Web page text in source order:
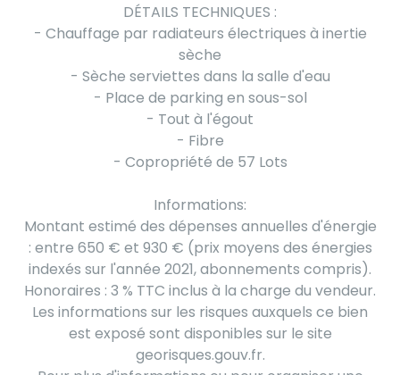
DÉTAILS TECHNIQUES :
- Chauffage par radiateurs électriques à inertie
sèche
- Sèche serviettes dans la salle d'eau
- Place de parking en sous-sol
- Tout à l'égout
- Fibre
- Copropriété de 57 Lots
Informations:
Montant estimé des dépenses annuelles d'énergie
: entre 650 € et 930 € (prix moyens des énergies
indexés sur l'année 2021, abonnements compris).
Honoraires : 3 % TTC inclus à la charge du vendeur.
Les informations sur les risques auxquels ce bien
est exposé sont disponibles sur le site
georisques.gouv.fr.